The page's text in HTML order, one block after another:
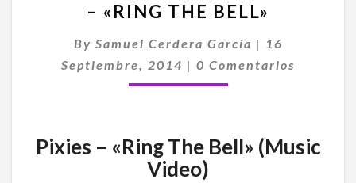
DE
PIXIES
–
«RING
– «RING THE BELL»
By Samuel Cerdera García | 16
Septiembre, 2014 | Comentarios
0 Comentarios
Pixies – «Ring The Bell» (Music
Video)